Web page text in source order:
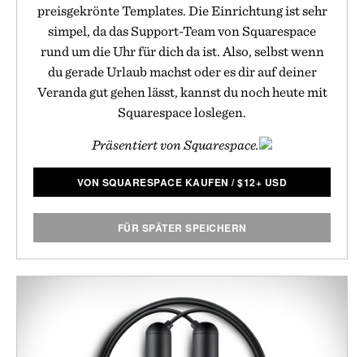
preisgekrönte Templates. Die Einrichtung ist sehr
simpel, da das Support-Team von Squarespace
rund um die Uhr für dich da ist. Also, selbst wenn
du gerade Urlaub machst oder es dir auf deiner
Veranda gut gehen lässt, kannst du noch heute mit
Squarespace loslegen.
Präsentiert von Squarespace.
VON SQUARESPACE KAUFEN /$12+ USD
FÜR SPÄTER SPEICHERN